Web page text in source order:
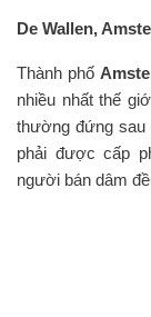
De Wallen,
Thành phố
nhiều nhất thế
thường đứng sau
phải được cấp
người bán dâm